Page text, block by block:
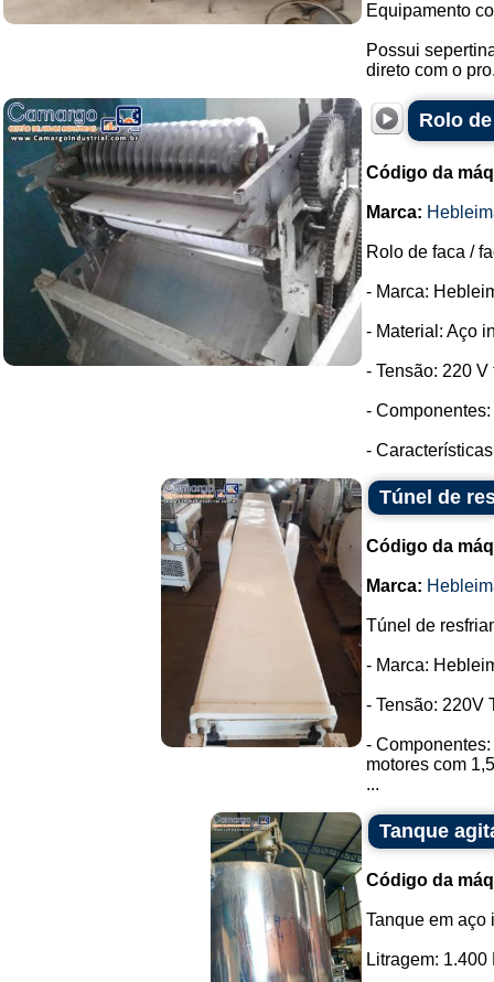
Equipamento
Possui
direto com o
Rolo
Código da
Marca:
Rolo de faca /
- Marca:
- Material: Aço
- Tensão: 220 V
-
-
Túnel de
Código da
Marca:
Túnel de
- Marca:
- Tensão: 220V
-
motores com
...
Tanque
Código da
Tanque em aço
Litragem: 1.400